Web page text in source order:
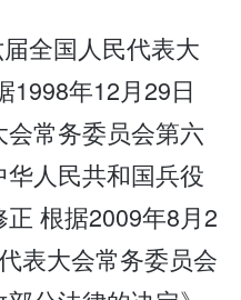
届全国人民代表大
1998年12月29日
常务委员会第六
人民共和国兵役
根据2009年8月2
表大会常务委员会